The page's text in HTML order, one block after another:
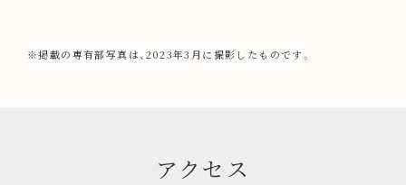
※掲載の専有部写真は、2023年3月に撮影したものです。
アクセス